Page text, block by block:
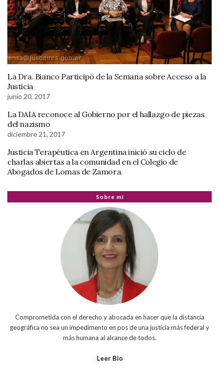
La Dra. Bianco Participó de la Semana sobre Acceso a la
Justicia
junio 20, 2017
La DAIA reconoce al Gobierno por el hallazgo de piezas
del nazismo
diciembre 21, 2017
Justicia Terapéutica en Argentina inició su ciclo de
charlas abiertas a la comunidad en el Colegio de
Abogados de Lomas de Zamora.
Sobre mí
Comprometida con el derecho y abocada en hacer que la distancia
geográfica no sea un impedimento en pos de una justicia más federal y
más humana al alcance de todos.
Leer Bio